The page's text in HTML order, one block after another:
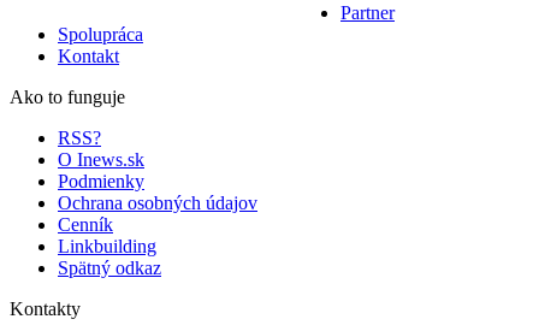
Partner
Spolupráca
Kontakt
Ako to funguje
RSS?
O Inews.sk
Podmienky
Ochrana osobných údajov
Cenník
Linkbuilding
Spätný odkaz
Kontakty